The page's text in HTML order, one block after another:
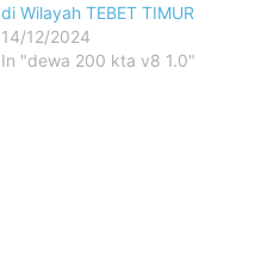
di Wilayah TEBET TIMUR
14/12/2024
In "dewa 200 kta v8 1.0"